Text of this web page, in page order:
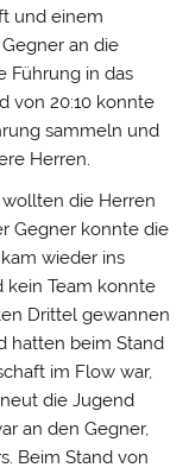
und einem
an die
Führung in das
von 20:10 konnte
sammeln und
Herren.
die Herren
Gegner konnte die
wieder ins
kein Team konnte
Drittel gewannen
hatten beim Stand
im Flow war,
die Jugend
an den Gegner,
Beim Stand von